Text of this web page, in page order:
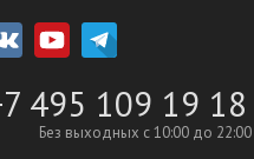
495 109 19 18
Без выходных с 10:00 до 22:00